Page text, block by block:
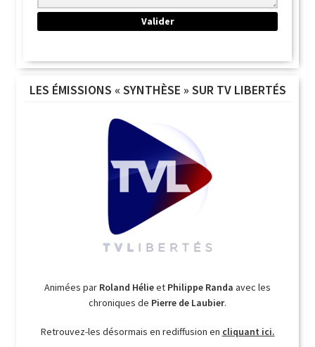
LES ÉMISSIONS « SYNTHÈSE » SUR TV LIBERTÉS
Animées par Roland Hélieet Philippe Randa avec les
chroniques de Pierre de Laubier.
Retrouvez-les désormais en rediffusion en cliquant ici.